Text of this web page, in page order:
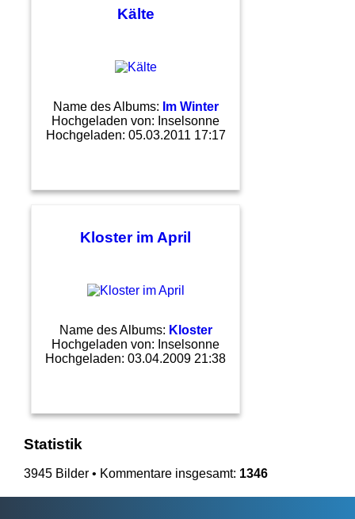
Kälte
Name des Albums: Im Winter
Hochgeladen von: Inselsonne
Hochgeladen: 05.03.2011 17:17
Kloster im April
Name des Albums: Kloster
Hochgeladen von: Inselsonne
Hochgeladen: 03.04.2009 21:38
Statistik
3945 Bilder • Kommentare insgesamt: 1346